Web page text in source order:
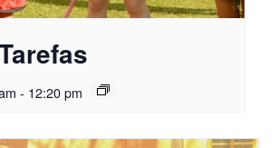
- 12:20 pm